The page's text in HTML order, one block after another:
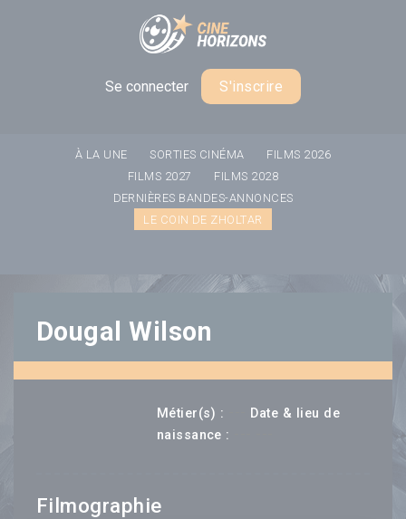
Se connecter S'inscrire
À LA UNE SORTIES CINÉMA
FILMS 2026
FILMS 2027
FILMS 2028
DERNIÈRES BANDES-ANNONCES
LE COIN DE ZHOLTAR
Dougal Wilson
Métier(s) :
Date & lieu de
naissance :
Filmographie
Panneau de gestion des cookies